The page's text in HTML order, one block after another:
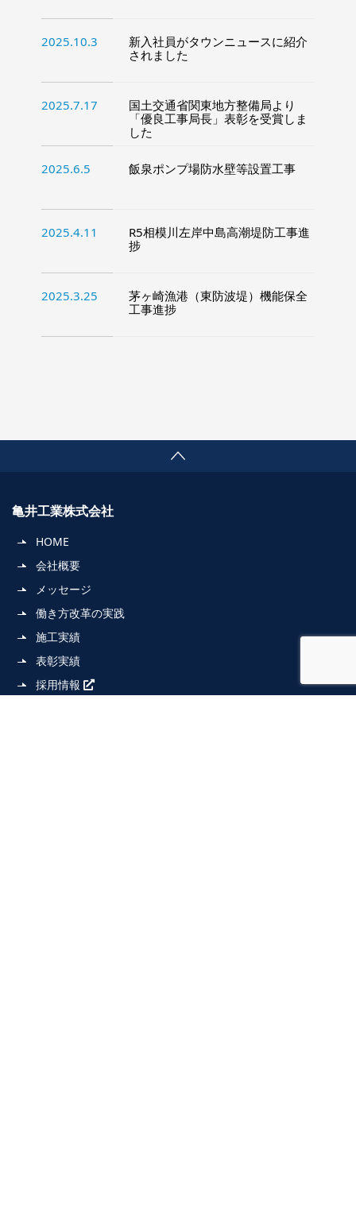
2025.10.3
新入社員がタウンニュースに紹介
されました
2025.7.17
国土交通省関東地方整備局より
「優良工事局長」表彰を受賞しま
した
2025.6.5 飯泉ポンプ場防水壁等設置工事
2025.4.11
R5相模川左岸中島高潮堤防工事進
捗
2025.3.25
茅ヶ崎漁港（東防波堤）機能保全
工事進捗
亀井工業株式会社
HOME
会社概要
メッセージ
働き方改革の実践
施工実績
表彰実績
採用情報